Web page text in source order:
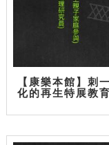
【康樂本館】刺
化的再生特展教